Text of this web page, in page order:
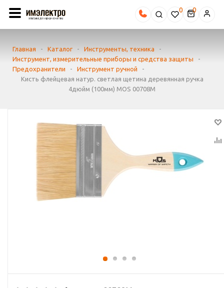
0
Главная - Каталог - Инструменты, техника
-
Инструмент, измерительные приборы и средства защиты
-
Предохранители
- Инструмент ручной
-
Кисть флейцевая натур. светлая щетина деревянная ручка
4дюйм (100мм) MOS 00708М